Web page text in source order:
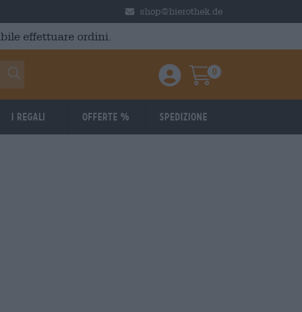
shop@bierothek.de
effettuare ordini.
Einloggen / Anmelden
Warenkorb
0
I regali Offerte % Spedizione